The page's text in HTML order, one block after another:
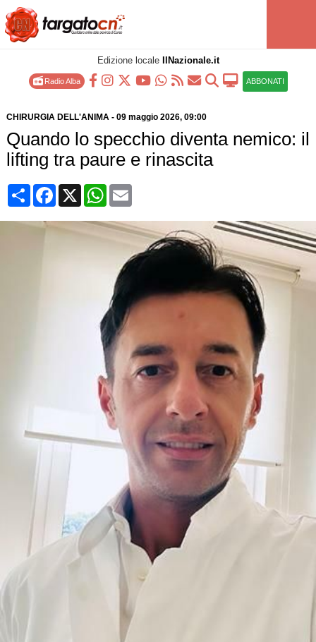
Edizione locale IlNazionale.it
Radio Alba ABBONATI
CHIRURGIA DELL'ANIMA- 09 maggio 2026, 09:00
Quando lo specchio diventa nemico: il
lifting tra paure e rinascita
CondividiFacebook
X WhatsApp
Email